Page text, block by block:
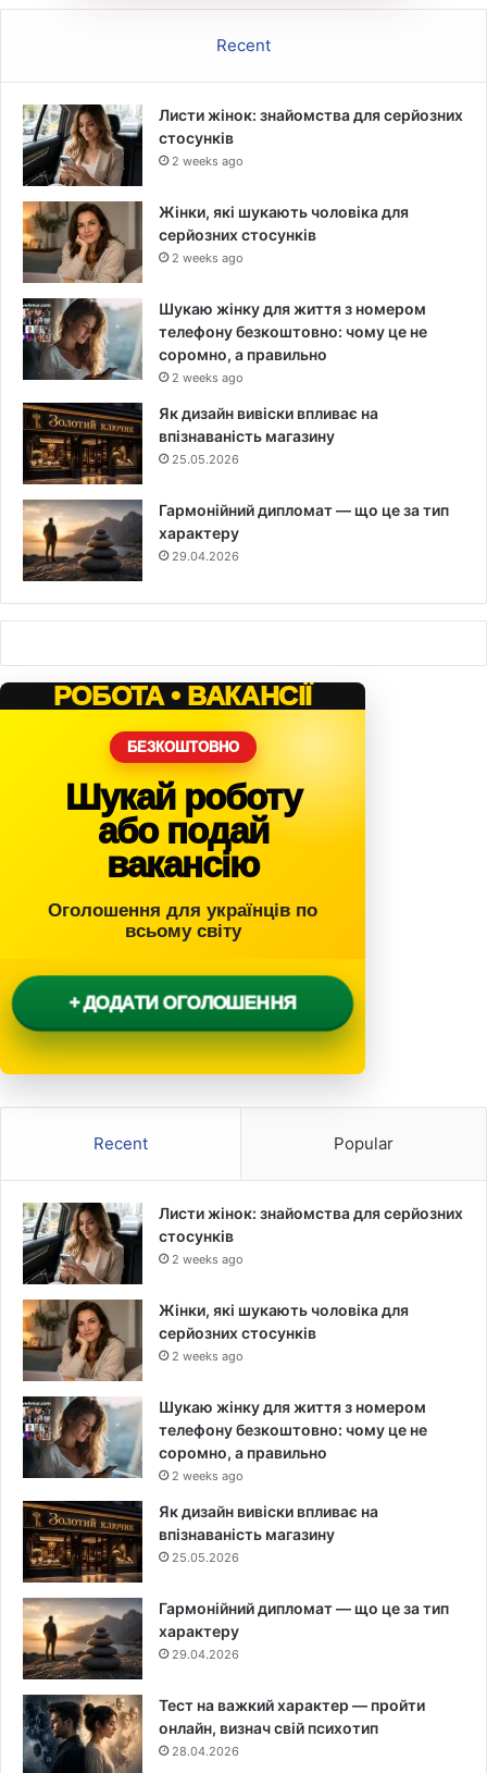
Recent
Листи жінок: знайомства для серйозних
стосунків
2 weeks ago
Жінки, які шукають чоловіка для
серйозних стосунків
2 weeks ago
Шукаю жінку для життя з номером
телефону безкоштовно: чому це не
соромно, а правильно
2 weeks ago
Як дизайн вивіски впливає на
впізнаваність магазину
25.05.2026
Гармонійний дипломат — що це за тип
характеру
29.04.2026
РОБОТА • ВАКАНСІЇ
БЕЗКОШТОВНО
Шукай роботу
або подай
вакансію
Оголошення для українців по
всьому світу
+ ДОДАТИ ОГОЛОШЕННЯ
Recent Popular
Листи жінок: знайомства для серйозних
стосунків
2 weeks ago
Жінки, які шукають чоловіка для
серйозних стосунків
2 weeks ago
Шукаю жінку для життя з номером
телефону безкоштовно: чому це не
соромно, а правильно
2 weeks ago
Як дизайн вивіски впливає на
впізнаваність магазину
25.05.2026
Гармонійний дипломат — що це за тип
характеру
29.04.2026
Тест на важкий характер — пройти
онлайн, визнач свій психотип
28.04.2026